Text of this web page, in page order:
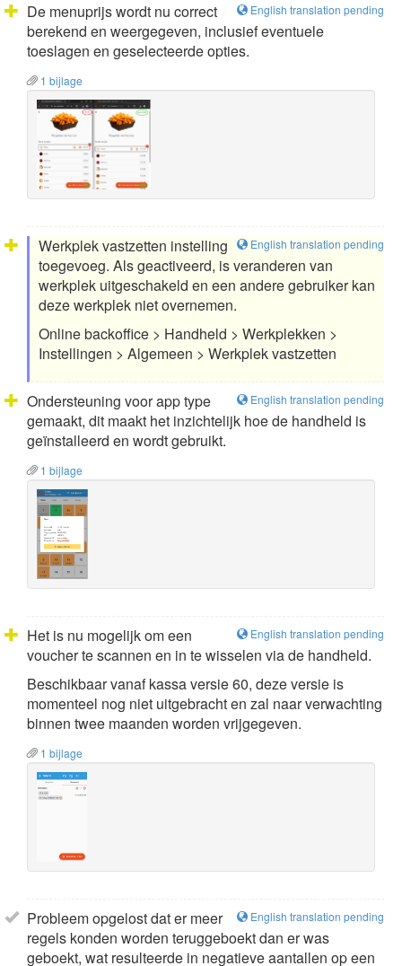
English translation pending
De menuprijs wordt nu correct
berekend en weergegeven, inclusief eventuele
toeslagen en geselecteerde opties.
1 bijlage
English translation pending
Werkplek vastzetten instelling
toegevoeg. Als geactiveerd, is veranderen van
werkplek uitgeschakeld en een andere gebruiker kan
deze werkplek niet overnemen.
Online backoffice > Handheld > Werkplekken >
Instellingen > Algemeen > Werkplek vastzetten
English translation pending
Ondersteuning voor app type
gemaakt, dit maakt het inzichtelijk hoe de handheld is
geïnstalleerd en wordt gebruikt.
1 bijlage
English translation pending
Het is nu mogelijk om een
voucher te scannen en in te wisselen via de handheld.
Beschikbaar vanaf kassa versie 60, deze versie is
momenteel nog niet uitgebracht en zal naar verwachting
binnen twee maanden worden vrijgegeven.
1 bijlage
English translation pending
Probleem opgelost dat er meer
regels konden worden teruggeboekt dan er was
geboekt, wat resulteerde in negatieve aantallen op een